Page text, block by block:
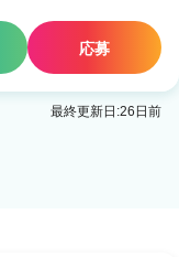
応募
最終更新日:26日前